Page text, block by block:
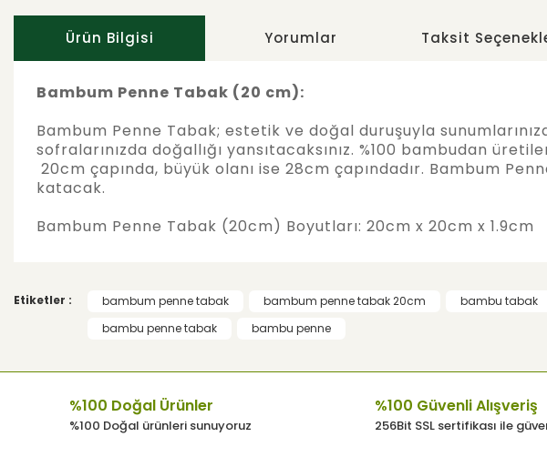
Ürün Bilgisi Yorumlar Taksit
Bambum Penne Tabak (20 cm):
Bambum Penne Tabak; estetik ve doğal duruşuyla
sofralarınızda doğallığı yansıtacaksınız. %100 bambudan
20cm çapında, büyük olanı ise 28cm çapındadır. Bambum
katacak.
Bambum Penne Tabak (20cm) Boyutları: 20cm x 20cm x 1.9cm
Ürün resmi kalitesiz, bozuk veya görüntülenemiyor.
Ürün açıklamasında eksik bilgiler bulunuyor.
Ürün fiyatı diğer sitelerden daha pahalı.
Bu ürüne benzer farklı alternatifler olmalı.
Etiketler : bambum penne tabak bambum penne tabak 20cm bambu tabak
bambu penne tabak
bambu penne
%100 Doğal Ürünler
%100 Doğal ürünleri sunuyoruz
%100 Güvenli Alışveriş
256Bit SSL sertifikası ile